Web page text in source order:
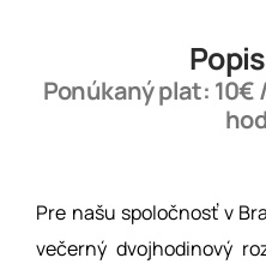
Ponúkaný plat: 10€
Pre našu spoločnosť v
večerný dvojhodinový